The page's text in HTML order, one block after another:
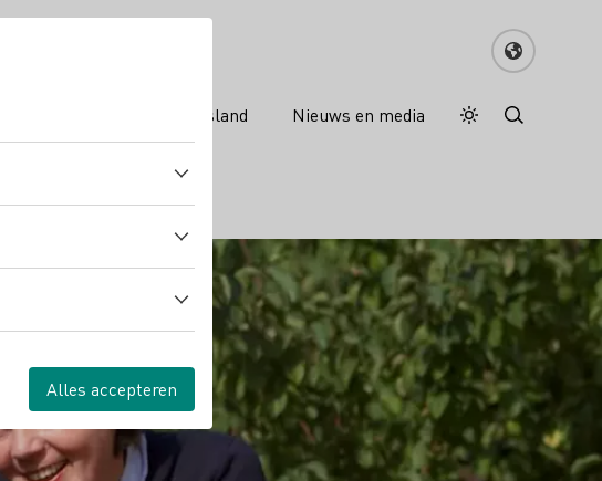
Digitale wijnreisgids Duitsland Nieuws en media Dagstand
Darkmode
Alles accepteren